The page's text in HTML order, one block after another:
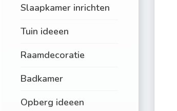
Slaapkamer inrichten
Tuin ideeen
Raamdecoratie
Badkamer
Opberg ideeen